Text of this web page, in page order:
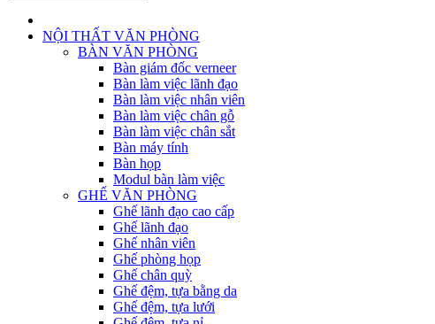
NỘI THẤT VĂN PHÒNG
BÀN VĂN PHÒNG
Bàn giám đốc verneer
Bàn làm việc lãnh đạo
Bàn làm việc nhân viên
Bàn làm việc chân gỗ
Bàn làm việc chân sắt
Bàn máy tính
Bàn họp
Modul bàn làm việc
GHẾ VĂN PHÒNG
Ghế lãnh đạo cao cấp
Ghế lãnh đạo
Ghế nhân viên
Ghế phòng họp
Ghế chân quỳ
Ghế đệm, tựa bằng da
Ghế đệm, tựa lưới